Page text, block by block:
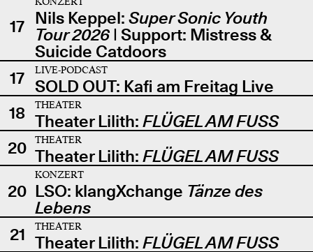
17 Nils Keppel: Super Sonic Youth
Tour 2026| Support: Mistress &
Suicide Catdoors
17
LIVE-PODCAST
SOLD OUT: Kafi am Freitag Live
18
THEATER
Theater Lilith: FLÜGEL AM FUSS
20
THEATER
Theater Lilith: FLÜGEL AM FUSS
20
KONZERT
LSO: klangXchange Tänze des
Lebens
21
THEATER
Theater Lilith: FLÜGEL AM FUSS